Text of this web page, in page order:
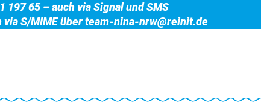
197 65 – auch via Signal und SMS
S/MIME überteam-nina-nrw@reinit.de